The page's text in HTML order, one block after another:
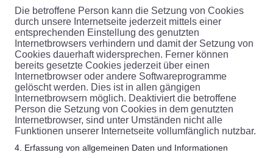
Die betroffene Person kann die Setzung von Cookies
durch unsere Internetseite jederzeit mittels einer
entsprechenden Einstellung des genutzten
Internetbrowsers verhindern und damit der Setzung von
Cookies dauerhaft widersprechen. Ferner können
bereits gesetzte Cookies jederzeit über einen
Internetbrowser oder andere Softwareprogramme
gelöscht werden. Dies ist in allen gängigen
Internetbrowsern möglich. Deaktiviert die betroffene
Person die Setzung von Cookies in dem genutzten
Internetbrowser, sind unter Umständen nicht alle
Funktionen unserer Internetseite vollumfänglich nutzbar.
4. Erfassung von allgemeinen Daten und Informationen